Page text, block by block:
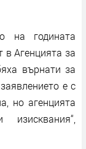
на годината
в Агенцията за
върнати за
е с
но агенцията